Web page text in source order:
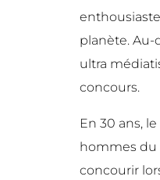
planète. Au-
ultra
concours.
En 30 ans,
hommes du
concourir